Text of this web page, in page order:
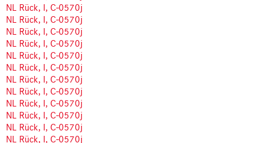
NL Rück, I, C-0570j
NL Rück, I, C-0570j
NL Rück, I, C-0570j
NL Rück, I, C-0570j
NL Rück, I, C-0570j
NL Rück, I, C-0570j
NL Rück, I, C-0570j
NL Rück, I, C-0570j
NL Rück, I, C-0570j
NL Rück, I, C-0570j
NL Rück, I, C-0570j
NL Rück, I, C-0570j